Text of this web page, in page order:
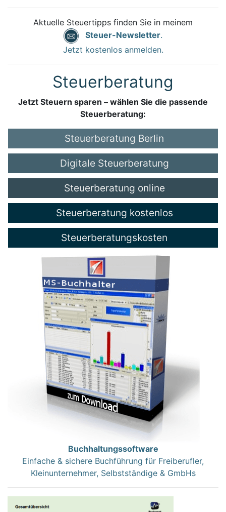
Aktuelle Steuertipps finden Sie in meinem
Steuer-Newsletter.
Jetzt kostenlos anmelden.
Steuerberatung
Jetzt Steuern sparen – wählen Sie die passende
Steuerberatung:
Steuerberatung Berlin
Digitale Steuerberatung
Steuerberatung online
Steuerberatung kostenlos
Steuerberatungskosten
Buchhaltungssoftware
Einfache & sichere Buchführung für Freiberufler,
Kleinunternehmer, Selbstständige & GmbHs